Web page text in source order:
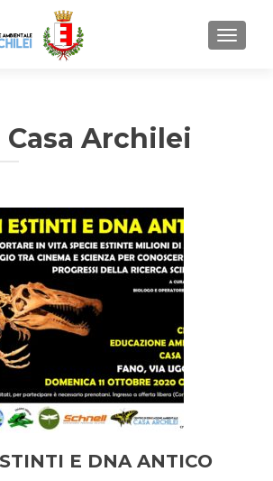
Casa Archilei
E DNA ANTICO
articoli